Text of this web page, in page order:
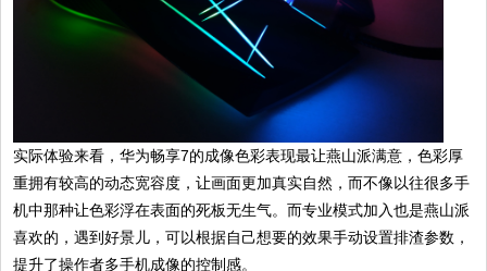
实际体验来看，华为畅享7的成像色彩表现最让燕山派满意，色彩厚
重拥有较高的动态宽容度，让画面更加真实自然，而不像以往很多手
机中那种让色彩浮在表面的死板无生气。而专业模式加入也是燕山派
喜欢的，遇到好景儿，可以根据自己想要的效果手动设置排渣参数，
提升了操作者多手机成像的控制感。